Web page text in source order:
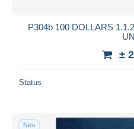
P304b 100 DOLLARS
±
Status
Neu